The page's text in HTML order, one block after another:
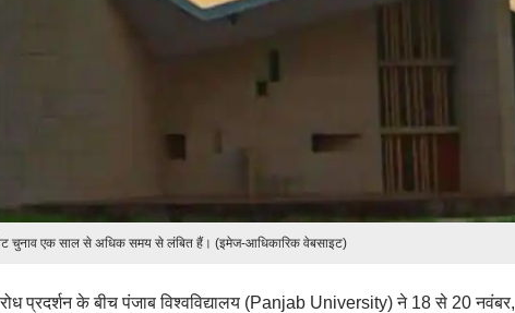
चुनाव एक साल से अधिक समय से लंबित हैं। (इमेज-आधिकारिक वेबसाइट)
प्रदर्शन के बीच पंजाब विश्वविद्यालय (Panjab University) ने 18 से 20 नवंबर,